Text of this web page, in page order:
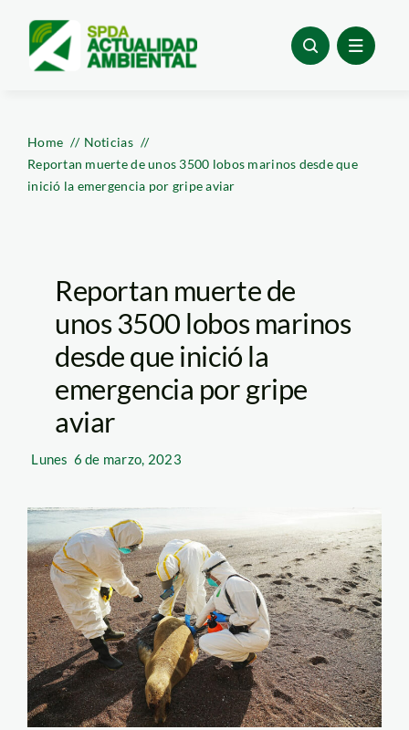
content
Home
Noticias
Reportan muerte de unos 3500 lobos marinos desde que
inició la emergencia por gripe aviar
Reportan muerte de
unos 3500 lobos marinos
desde que inició la
emergencia por gripe
aviar
Lunes 6 de marzo, 2023